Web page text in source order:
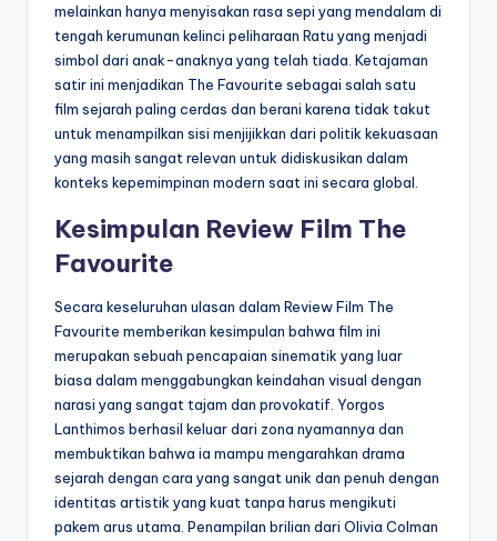
melainkan hanya menyisakan rasa sepi yang mendalam di
tengah kerumunan kelinci peliharaan Ratu yang menjadi
simbol dari anak-anaknya yang telah tiada. Ketajaman
satir ini menjadikan The Favourite sebagai salah satu
film sejarah paling cerdas dan berani karena tidak takut
untuk menampilkan sisi menjijikkan dari politik kekuasaan
yang masih sangat relevan untuk didiskusikan dalam
konteks kepemimpinan modern saat ini secara global.
Kesimpulan Review Film The
Favourite
Secara keseluruhan ulasan dalam Review Film The
Favourite memberikan kesimpulan bahwa film ini
merupakan sebuah pencapaian sinematik yang luar
biasa dalam menggabungkan keindahan visual dengan
narasi yang sangat tajam dan provokatif. Yorgos
Lanthimos berhasil keluar dari zona nyamannya dan
membuktikan bahwa ia mampu mengarahkan drama
sejarah dengan cara yang sangat unik dan penuh dengan
identitas artistik yang kuat tanpa harus mengikuti
pakem arus utama. Penampilan brilian dari Olivia Colman